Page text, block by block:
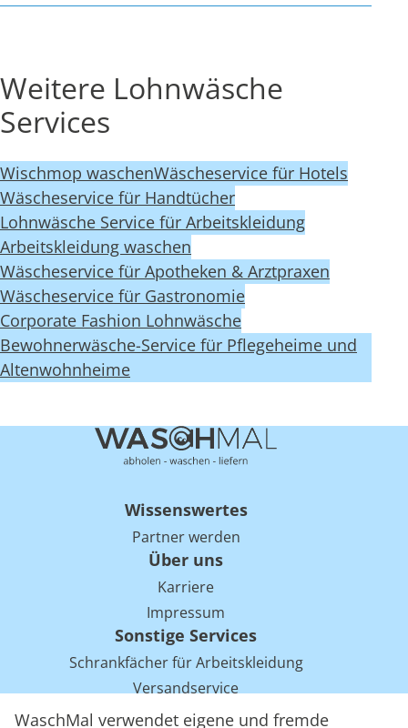
WaschMal verwendet eigene und fremde
Weitere Lohnwäsche
Services
Wischmop waschenWäscheservice für Hotels
Wäscheservice für Handtücher
Lohnwäsche Service für Arbeitskleidung
Arbeitskleidung waschen
Wäscheservice für Apotheken & Arztpraxen
Wäscheservice für Gastronomie
Corporate Fashion Lohnwäsche
Bewohnerwäsche-Service für Pflegeheime und
Altenwohnheime
Wissenswertes
Partner werden
Über uns
Karriere
Impressum
Sonstige Services
Schrankfächer für Arbeitskleidung
Versandservice
Einsparpotentiale für Mietwäsche bei Arbeitskleidung